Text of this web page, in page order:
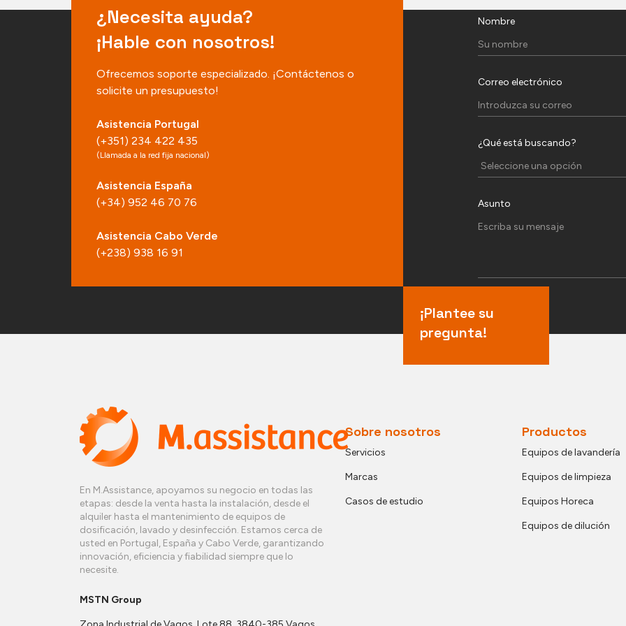
¿Necesita ayuda?
¡Hable con nosotros!
Ofrecemos soporte especializado. ¡Contáctenos o
solicite un presupuesto!
Asistencia Portugal
(+351) 234 422 435
(Llamada a la red fija nacional)
Asistencia España
(+34) 952 46 70 76
Asistencia Cabo Verde
(+238) 938 16 91
Nombre
Correo electrónico
¿Qué está buscando?
Asunto
¡Plantee su
pregunta!
En M.Assistance, apoyamos su negocio en todas las
etapas: desde la venta hasta la instalación, desde el
alquiler hasta el mantenimiento de equipos de
dosificación, lavado y desinfección. Estamos cerca de
usted en Portugal, España y Cabo Verde, garantizando
innovación, eficiencia y fiabilidad siempre que lo
necesite.
MSTN Group
Sobre nosotros
Servicios
Marcas
Casos de estudio
Productos
Equipos de lavandería
Equipos de limpieza
Equipos Horeca
Equipos de dilución